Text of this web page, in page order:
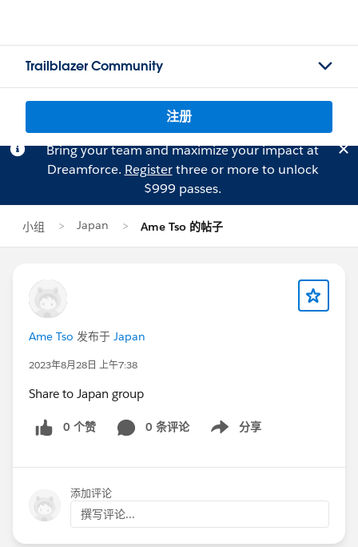
Trailblazer Community
注册
Bring your team and maximize your impact at
Dreamforce. Registerthree or more to unlock
$999 passes.
小组 Japan Ame Tso 的帖子
Ame Tso 发布于 Japan
2023年8月28日 上午7:38
Share to Japan group
0 个赞 0 条评论 分享
Show menu
添加评论
撰写评论...